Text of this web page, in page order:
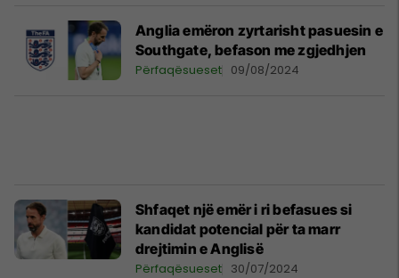
Anglia emëron zyrtarisht pasuesin e
Southgate, befason me zgjedhjen
Përfaqësueset 09/08/2024
Shfaqet një emër i ri befasues si
kandidat potencial për ta marr
drejtimin e Anglisë
Përfaqësueset 30/07/2024